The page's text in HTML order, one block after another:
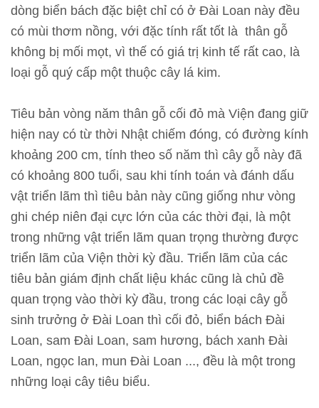
N
n
dòng biển bách đặc biệt chỉ có ở Đài Loan này đều
có mùi thơm nồng, với đặc tính rất tốt là thân gỗ
không bị mối mọt, vì thế có giá trị kinh tế rất cao, là
loại gỗ quý cấp một thuộc cây lá kim.
Tiêu bản vòng năm thân gỗ cối đỏ mà Viện đang giữ
hiện nay có từ thời Nhật chiếm đóng, có đường kính
khoảng 200 cm, tính theo số năm thì cây gỗ này đã
có khoảng 800 tuổi, sau khi tính toán và đánh dấu
vật triển lãm thì tiêu bản này cũng giống như vòng
ghi chép niên đại cực lớn của các thời đại, là một
trong những vật triển lãm quan trọng thường được
triển lãm của Viện thời kỳ đầu. Triển lãm của các
tiêu bản giám định chất liệu khác cũng là chủ đề
quan trọng vào thời kỳ đầu, trong các loại cây gỗ
sinh trưởng ở Đài Loan thì cối đỏ, biển bách Đài
Loan, sam Đài Loan, sam hương, bách xanh Đài
Loan, ngọc lan, mun Đài Loan ..., đều là một trong
những loại cây tiêu biểu.